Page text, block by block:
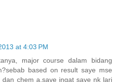
at 4:03 PM
major course dalam bidang
based on result saye mse
chem a,saye ingat saye nk lari